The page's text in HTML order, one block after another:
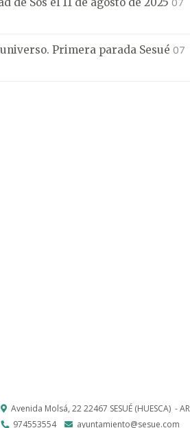
Primera parada Sesué 07
Avenida Molsá, 2222467 SESUÉ (HUESCA) -
974553554
ayuntamiento@sesue.com